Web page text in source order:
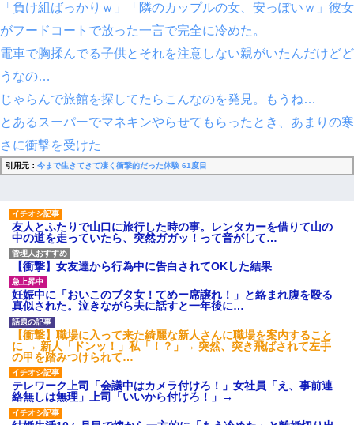
友人とふたりで山口に旅行した時の事。レンタカーを借りて山の
中の道を走っていたら、突然ガガッ！って音がして…
【悲報】姉と入浴中に大きくなってしまった結果ｗｗｗｗｗｗｗ
ｗ
同じマンションに住んでる女性が鍵をわかりやすいところに隠し
元旦那から復縁要請。息子「最新型のiPhoneも買えない貧乏は嫌
昨日37歳のおばさんと行為したんだけどめちゃくちゃだった
テレワーク上司「会議中はカメラ付けろ！」女社員「え、事前連
絡無しは無理」上司「いいから付けろ！」→
新卒の女性社員に1年半ストーカーされていた。俺「マジで怖い」
上司「話をしてみる」→女性社員「実は10数年前に…」
嫁が涙声で『会いたいね』とか言っているのが聞こえた。俺「こ
んな時間に誰と電話してんの？」嫁「ごめんなさい…！（大号
泣」俺（キターー）→
「負け組ばっかりｗ」「隣のカップルの女、安っぽいｗ」彼女
がフードコートで放った一言で完全に冷めた。
電車で胸揉んでる子供とそれを注意しない親がいたんだけどど
うなの…
じゃらんで旅館を探してたらこんなのを発見。もうね…
とあるスーパーでマネキンやらせてもらったとき、あまりの寒
さに衝撃を受けた
引用元： 今まで生きてきて凄く衝撃的だった体験 61度目
友人とふたりで山口に旅行した時の事。レンタカーを借りて山の
中の道を走っていたら、突然ガガッ！って音がして…
【衝撃】女友達から行為中に告白されてOKした結果
妊娠中に「おいこのブタ女！てめー席譲れ！」と絡まれ腹を殴る
真似された。泣きながら夫に話すと一年後に…
【衝撃】職場に入って来た綺麗な新人さんに職場を案内すること
に → 新人「ドンッ！」私「！？」→ 突然、突き飛ばされて左手
の甲を踏みつけられて…
テレワーク上司「会議中はカメラ付けろ！」女社員「え、事前連
絡無しは無理」上司「いいから付けろ！」→